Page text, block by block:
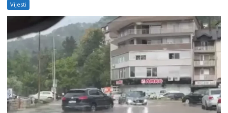
Vijesti